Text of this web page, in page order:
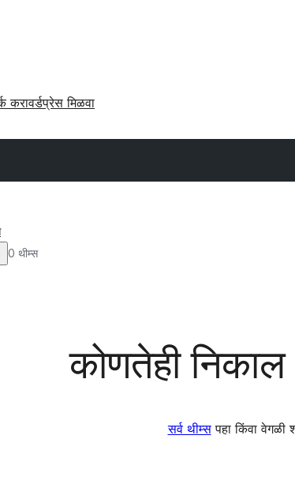
करावर्डप्रेस मिळवा
0 थीम्स
कोणतेही
सर्व थीम्सपहा किंवा वेगळी